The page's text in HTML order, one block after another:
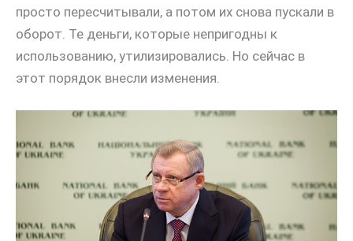
просто пересчитывали, а потом их снова пускали в
оборот. Те деньги, которые непригодны к
использованию, утилизировались. Но сейчас в
этот порядок внесли изменения.